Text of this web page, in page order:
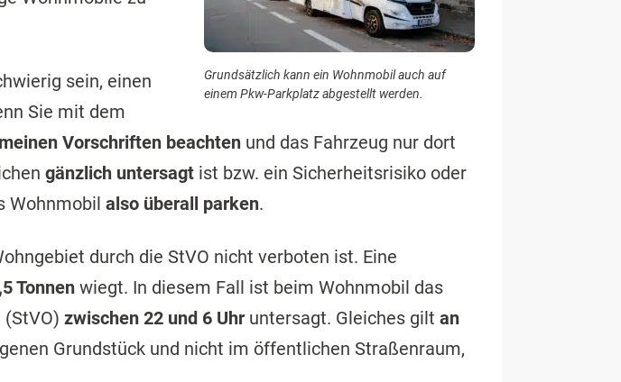
Grundsätzlich kann ein Wohnmobil auch auf
einem Pkw-Parkplatz abgestellt werden.
sein, einen
Sie mit dem
Vorschriften beachten und das Fahrzeug nur dort
gänzlich untersagt ist bzw. ein Sicherheitsrisiko oder
Wohnmobil also überall parken.
durch die StVO nicht verboten ist. Eine
Tonnen wiegt. In diesem Fall ist beim Wohnmobil das
zwischen 22 und 6 Uhr untersagt. Gleiches gilt an
Grundstück und nicht im öffentlichen Straßenraum,